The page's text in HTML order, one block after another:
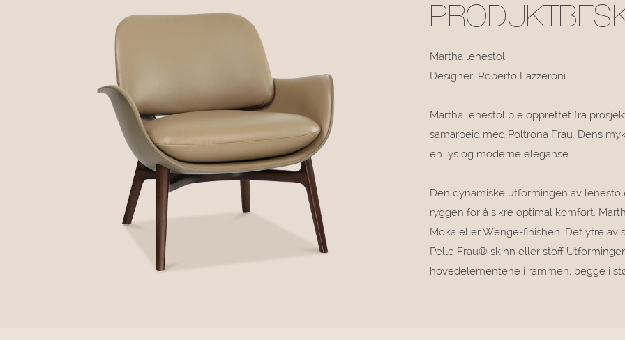
Martha lenestol
Designer: Roberto Lazzeroni
Martha lenestol ble opprettet fra
samarbeid med Poltrona Frau. Dens
en lys og moderne eleganse
Den dynamiske utformingen av
ryggen for å sikre optimal komfort.
Moka eller Wenge-finishen. Det ytre
Pelle Frau® skinn eller stoff
hovedelementene i rammen, begge i